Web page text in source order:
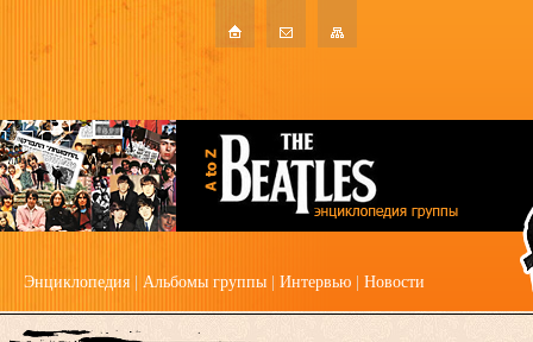
Энциклопедия Альбомы группы Интервью Новости